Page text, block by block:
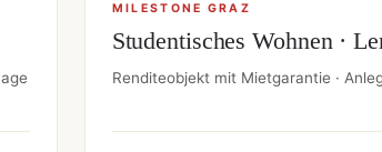
MILESTONE GRAZ
Studentisches Wohnen ·
Renditeobjekt mit Mietgarantie ·